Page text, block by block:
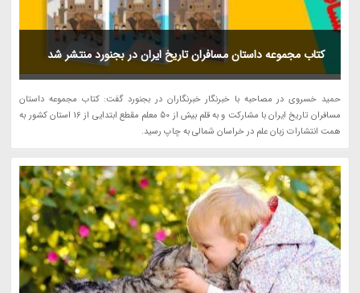
کتاب مجموعه داستان مسافران تاریخ ایران در بجنورد منتشر شد
حمید خسروی در مصاحبه با خبرنگار خبرنگاران در بجنورد گفت: کتاب مجموعه داستان
مسافران تاریخ ایران با مشارکت و به قلم بیش از 50 معلم مقطع ابتدایی از 16 استان کشور به
همت انتشارات زبان علم در خراسان شمالی به چاپ رسید.